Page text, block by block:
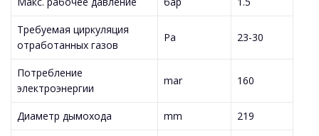
Требуемая циркуляция
отработанных газов
Pa 23-30
Потребление
электроэнергии
mar 160
Диаметр дымохода mm 219